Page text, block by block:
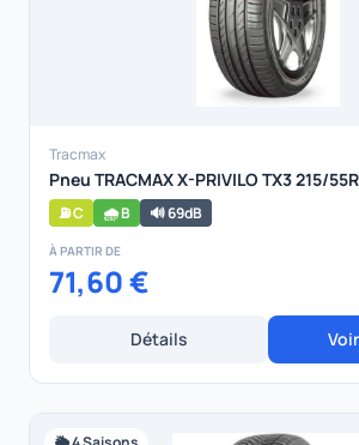
Tracmax
Pneu TRACMAX X-PRIVILO TX3 215/
⛽ C 🌧️ B 🔊 69dB
À PARTIR DE
71,60 €
Détails